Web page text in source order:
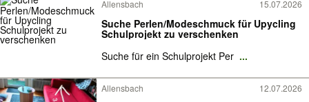
Allensbach 15.07.2026
Suche Perlen/Modeschmuck für Upycling
Schulprojekt zu verschenken
Suche für ein Schulprojekt Per ...
Allensbach 12.07.2026